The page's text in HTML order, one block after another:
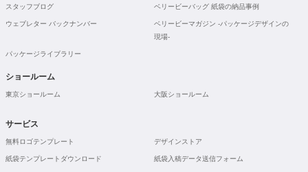
スタッフブログ ベリービーバッグ 紙袋の納品事例
ウェブレター バックナンバー
ベリービーマガジン -パッケージデザインの
現場-
パッケージライブラリー
ショールーム
東京ショールーム 大阪ショールーム
サービス
無料ロゴテンプレート デザインストア
紙袋テンプレートダウンロード 紙袋入稿データ送信フォーム